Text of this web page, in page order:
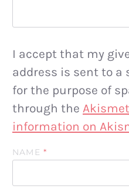
I accept that my
address is sent to a
for the purpose of
through the Akismet
information on
NAME*